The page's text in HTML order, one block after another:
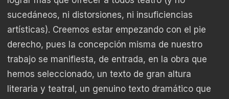
sucedáneos, ni distorsiones, ni insuficiencias
artísticas). Creemos estar empezando con el pie
derecho, pues la concepción misma de nuestro
trabajo se manifiesta, de entrada, en la obra que
hemos seleccionado, un texto de gran altura
literaria y teatral, un genuino texto dramático que